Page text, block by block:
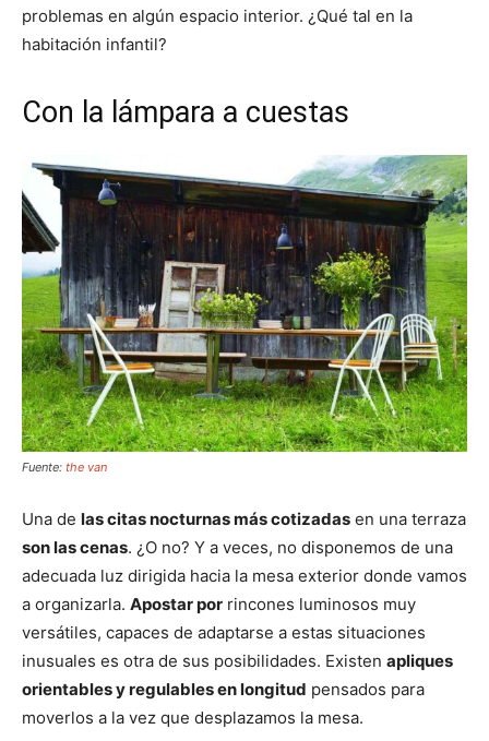
problemas en algún espacio interior. ¿Qué tal en la
habitación infantil?
Con la lámpara a cuestas
Fuente: the van
Una de las citas nocturnas más cotizadas en una terraza
son las cenas. ¿O no? Y a veces, no disponemos de una
adecuada luz dirigida hacia la mesa exterior donde vamos
a organizarla. Apostar por rincones luminosos muy
versátiles, capaces de adaptarse a estas situaciones
inusuales es otra de sus posibilidades. Existen apliques
orientables y regulables en longitud pensados para
moverlos a la vez que desplazamos la mesa.